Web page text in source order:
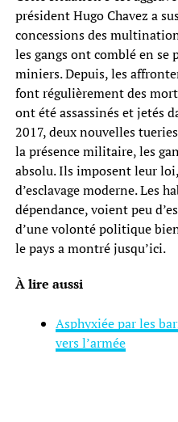
président Hugo Chavez a
concessions des
les gangs ont comblé en
miniers. Depuis, les
font régulièrement des
ont été assassinés et jetés
2017, deux nouvelles
la présence militaire, les
absolu. Ils imposent leur
d’esclavage moderne. Les
dépendance, voient peu
d’une volonté politique
le pays a montré jusqu’ici.
À lire aussi
Asphyxiée par les
vers l’armée